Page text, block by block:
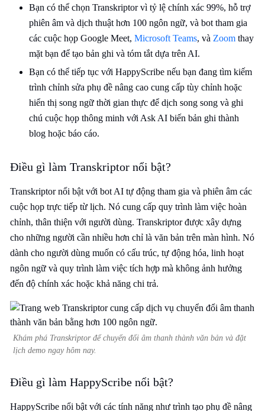
Bạn có thể chọn Transkriptor vì tỷ lệ chính xác 99%, hỗ trợ
phiên âm và dịch thuật hơn 100 ngôn ngữ, và bot tham gia
các cuộc họp Google Meet, Microsoft Teams, và Zoom thay
mặt bạn để tạo bản ghi và tóm tắt dựa trên AI.
Bạn có thể tiếp tục với HappyScribe nếu bạn đang tìm kiếm
trình chỉnh sửa phụ đề nâng cao cung cấp tùy chỉnh hoặc
hiển thị song ngữ thời gian thực để dịch song song và ghi
chú cuộc họp thông minh với Ask AI biến bản ghi thành
blog hoặc báo cáo.
Điều gì làm Transkriptor nổi bật?
Transkriptor nổi bật với bot AI tự động tham gia và phiên âm các
cuộc họp trực tiếp từ lịch. Nó cung cấp quy trình làm việc hoàn
chỉnh, thân thiện với người dùng. Transkriptor được xây dựng
cho những người cần nhiều hơn chỉ là văn bản trên màn hình. Nó
dành cho người dùng muốn có cấu trúc, tự động hóa, linh hoạt
ngôn ngữ và quy trình làm việc tích hợp mà không ảnh hưởng
đến độ chính xác hoặc khả năng chi trả.
Khám phá Transkriptor để chuyển đổi âm thanh thành văn bản và đặt
lịch demo ngay hôm nay.
Điều gì làm HappyScribe nổi bật?
HappyScribe nổi bật với các tính năng như trình tạo phụ đề nâng